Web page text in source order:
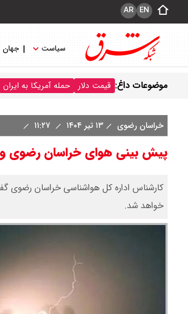
EN
AR
سیاست جهان
موضوعات داغ: قیمت دلار حمله آمریکا به ایران
خراسان رضوی ۱۳ تیر ۱۴۰۴
پیش بینی هوای خراسان رضوی و مشهد؛
خواهد شد.